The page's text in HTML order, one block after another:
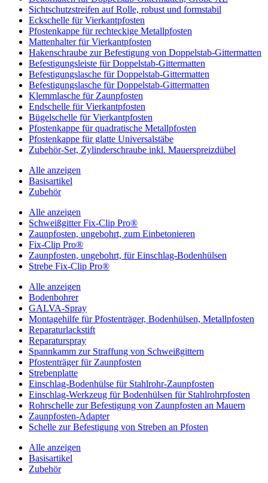
Sichtschutzstreifen auf Rolle, robust und formstabil
Eckschelle für Vierkantpfosten
Pfostenkappe für rechteckige Metallpfosten
Mattenhalter für Vierkantpfosten
Hakenschraube zur Befestigung von Doppelstab-Gittermatten
Befestigungsleiste für Doppelstab-Gittermatten
Befestigungslasche für Doppelstab-Gittermatten
Befestigungslasche für Doppelstab-Gittermatten
Klemmlasche für Zaunpfosten
Endschelle für Vierkantpfosten
Bügelschelle für Vierkantpfosten
Pfostenkappe für quadratische Metallpfosten
Pfostenkappe für glatte Universalstäbe
Zubehör-Set, Zylinderschraube inkl. Mauerspreizdübel
Alle anzeigen
Basisartikel
Zubehör
Alle anzeigen
Schweißgitter Fix-Clip Pro®
Zaunpfosten, ungebohrt, zum Einbetonieren
Fix-Clip Pro®
Zaunpfosten, ungebohrt, für Einschlag-Bodenhülsen
Strebe Fix-Clip Pro®
Alle anzeigen
Bodenbohrer
GALVA-Spray
Montagehilfe für Pfostenträger, Bodenhülsen, Metallpfosten
Reparaturlackstift
Reparaturspray
Spannkamm zur Straffung von Schweißgittern
Pfostenträger für Zaunpfosten
Strebenplatte
Einschlag-Bodenhülse für Stahlrohr-Zaunpfosten
Einschlag-Werkzeug für Bodenhülsen für Stahlrohrpfosten
Rohrschelle zur Befestigung von Zaunpfosten an Mauern
Zaunpfosten-Adapter
Schelle zur Befestigung von Streben an Pfosten
Alle anzeigen
Basisartikel
Zubehör